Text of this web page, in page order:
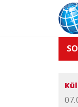
yüzde 15 tarife…